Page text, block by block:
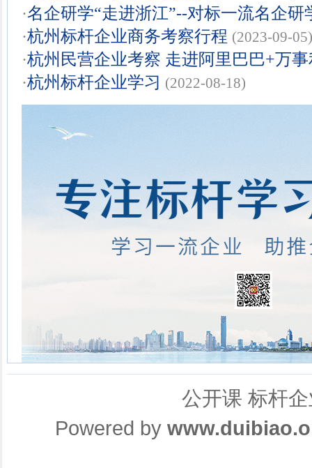
·名企研学“走进浙江”--对标一流名企研
·杭州标杆企业商务考察行程 (2023-09-05)
·杭州民营企业考察 走进阿里巴巴+万
·杭州标杆企业学习 (2022-08-18)
公开课 标杆
Powered by